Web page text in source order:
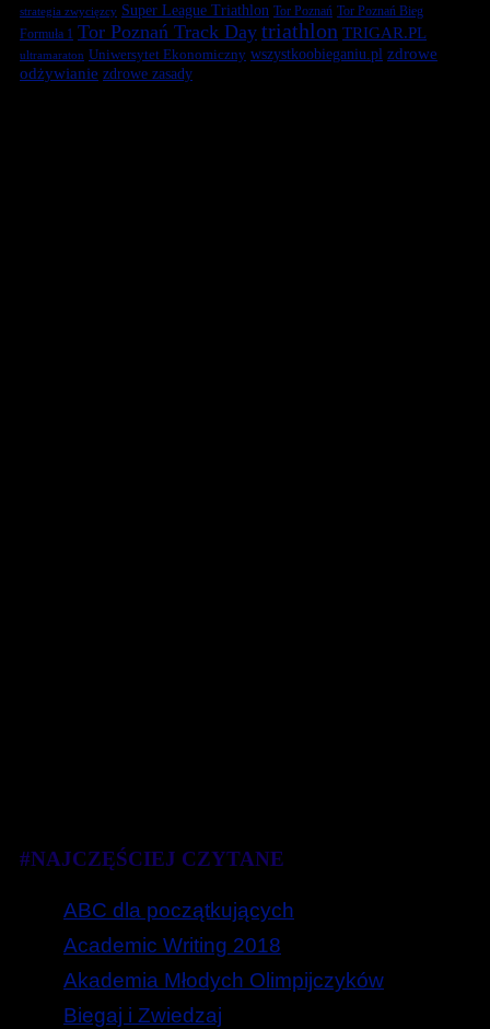
strategia zwycięzcy Super League Triathlon Tor Poznań Tor Poznań Bieg
Formuła 1 Tor Poznań Track Day triathlon TRIGAR.PL
ultramaraton Uniwersytet Ekonomiczny wszystkoobieganiu.pl zdrowe
odżywianie zdrowe zasady
#NAJCZĘŚCIEJ CZYTANE
ABC dla początkujących
Academic Writing 2018
Akademia Młodych Olimpijczyków
Biegaj i Zwiedzaj